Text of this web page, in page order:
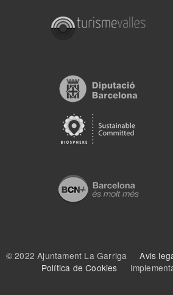
© 2022 Ajuntament La GarrigaAvis
Política de Cookies